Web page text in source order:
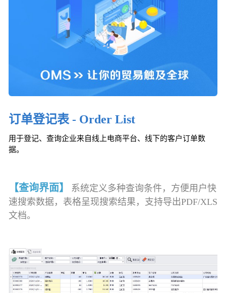
订单登记表 - Order List
用于登记、查询企业来自线上电商平台、线下的客户订单数
据。
【查询界面】
系统定义多种查询条件，方便用户快
速搜索数据，表格呈现搜索结果，支持导出PDF/XLS
文档。